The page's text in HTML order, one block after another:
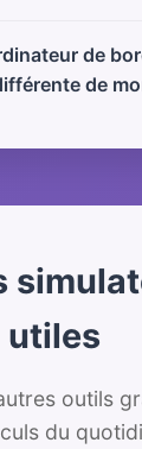
de
de
utiles
outils
du